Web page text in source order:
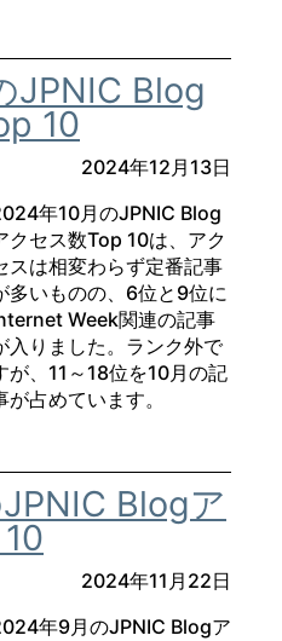
JPNIC Blog
10
2024年12月13日
年10月のJPNIC Blog
クセス数Top 10は、アク
スは相変わらず定番記事
多いものの、6位と9位に
Week関連の記事
入りました。ランク外で
が、11～18位を10月の記
が占めています。
Blogア
2024年11月22日
年9月のJPNIC Blogア